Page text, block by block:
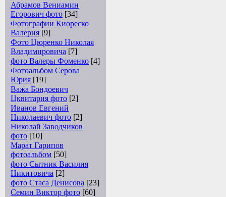
Абрамов Вениамин
Егорович фото [34]
Фотографии Киореско
Валерия [9]
Фото Цюренко Николая
Владимировича [7]
фото Валеры Фоменко [4]
Фотоальбом Серова
Юрия [19]
Важа Бондоевич
Цквитария фото [2]
Иванов Евгений
Николаевич фото [2]
Николай Заводчиков
фото [10]
Марат Гарипов
фотоальбом [50]
фото Сытник Василия
Никитовича [2]
фото Стаса Денисова [23]
Семин Виктор фото [60]